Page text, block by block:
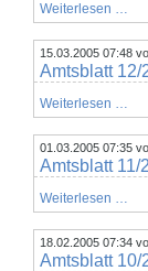
Weiterlesen …
15.03.2005 07:48
Amtsblatt 12/
Weiterlesen …
01.03.2005 07:35
Amtsblatt 11/
Weiterlesen …
18.02.2005 07:34
Amtsblatt 10/